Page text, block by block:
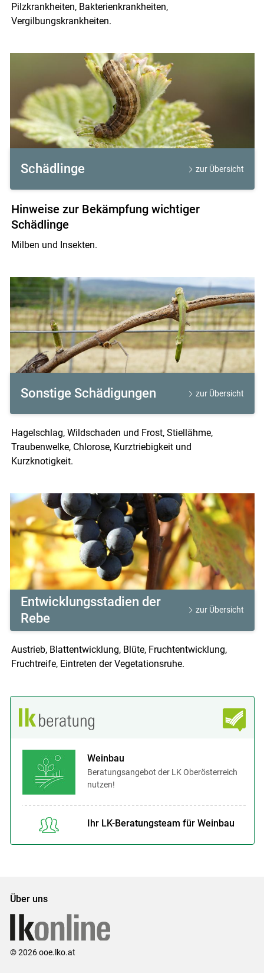
Pilzkrankheiten, Bakterienkrankheiten,
Vergilbungskrankheiten.
Schädlinge zur Übersicht
Hinweise zur Bekämpfung wichtiger
Schädlinge
Milben und Insekten.
Sonstige Schädigungen zur Übersicht
Hagelschlag, Wildschaden und Frost, Stiellähme,
Traubenwelke, Chlorose, Kurztriebigkeit und
Kurzknotigkeit.
Entwicklungsstadien der
Rebe
zur Übersicht
Austrieb, Blattentwicklung, Blüte, Fruchtentwicklung,
Fruchtreife, Eintreten der Vegetationsruhe.
Weinbau
Beratungsangebot der LK Oberösterreich
nutzen!
Ihr LK-Beratungsteam für Weinbau
Über uns
© 2026 ooe.lko.at